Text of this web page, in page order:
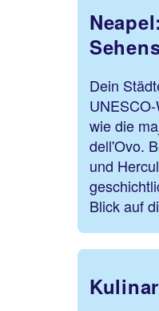
Dein
wie die
dell'Ovo.
und
Blick auf